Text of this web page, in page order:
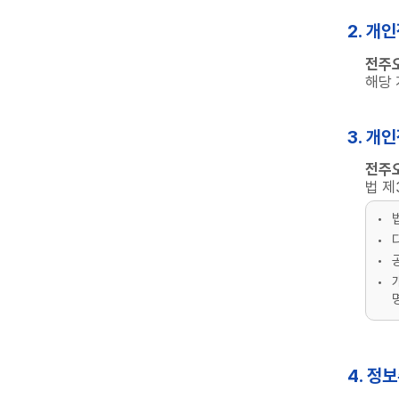
2. 개
전주
해당
3. 개
전주
법
4. 정